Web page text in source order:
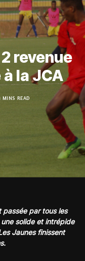
revenue
la JCA
MINS READ
passée par tous les
solide et intrépide
Jaunes finissent